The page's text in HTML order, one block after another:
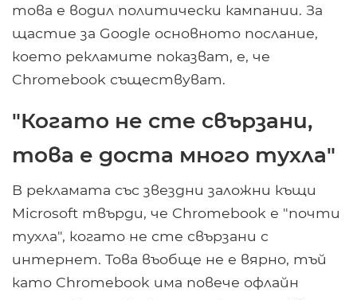
това е водил политически кампании. За
щастие за Google основното послание,
което рекламите показват, е, че
Chromebook съществуват.
"Когато не сте свързани,
това е доста много тухла"
В рекламата със звездни заложни къщи
Microsoft твърди, че Chromebook е "почти
тухла", когато не сте свързани с
интернет. Това въобще не е вярно, тъй
като Chromebook има повече офлайн